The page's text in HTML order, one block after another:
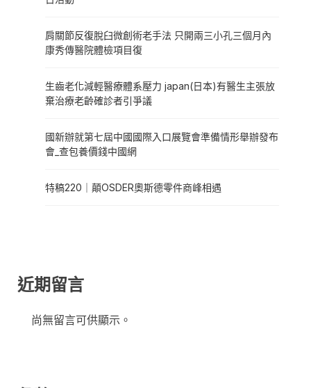
肩關節反復脫臼微創術老手法 只開兩三小孔三個月內
康秀傳醫院體檢項目復
生齒老化減輕醫療體系壓力 japan(日本)有醫生主張放
棄治療老齡確診者引爭議
國新辦就第七屆中國國際入口展覽會準備情形舉辦發布
會_查包養價錢中國網
特稿220｜顛OSDER奧斯德零件商峰相遇
近期留言
尚無留言可供顯示。